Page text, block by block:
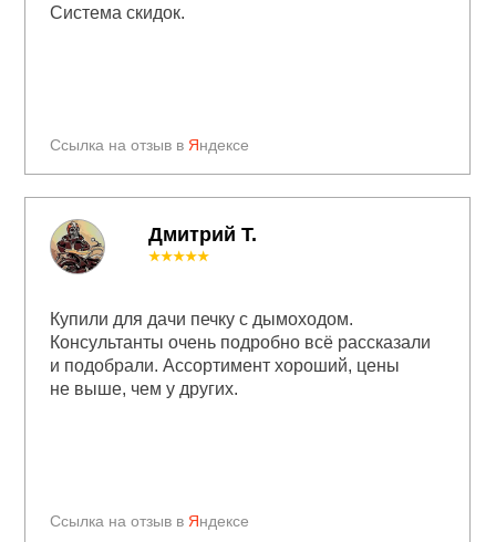
Ссылка на отзыв в Яндексе
Система скидок.
Ссылка на отзыв в Яндексе
★★★★★
Купили для дачи печку с дымоходом.
Консультанты очень подробно всё рассказали
и подобрали. Ассортимент хороший, цены
не выше, чем у других.
Дмитрий Т.